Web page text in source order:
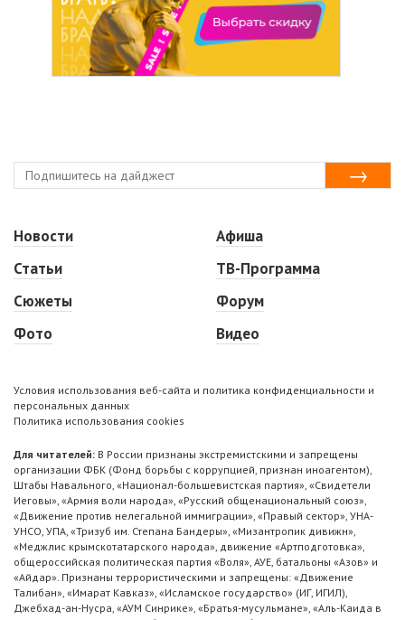
Новости
Статьи
Сюжеты
Фото
Афиша
ТВ-Программа
Форум
Видео
Условия использования веб-сайта и политика конфиденциальности и
персональных данных
Политика использования cookies
Для читателей: В России признаны экстремистскими и запрещены
организации ФБК (Фонд борьбы с коррупцией, признан иноагентом),
Штабы Навального, «Национал-большевистская партия», «Свидетели
Иеговы», «Армия воли народа», «Русский общенациональный союз»,
«Движение против нелегальной иммиграции», «Правый сектор», УНА-
УНСО, УПА, «Тризуб им. Степана Бандеры», «Мизантропик дивижн»,
«Меджлис крымскотатарского народа», движение «Артподготовка»,
общероссийская политическая партия «Воля», АУЕ, батальоны «Азов» и
«Айдар». Признаны террористическими и запрещены: «Движение
Талибан», «Имарат Кавказ», «Исламское государство» (ИГ, ИГИЛ),
Джебхад-ан-Нусра, «АУМ Синрике», «Братья-мусульмане», «Аль-Каида в